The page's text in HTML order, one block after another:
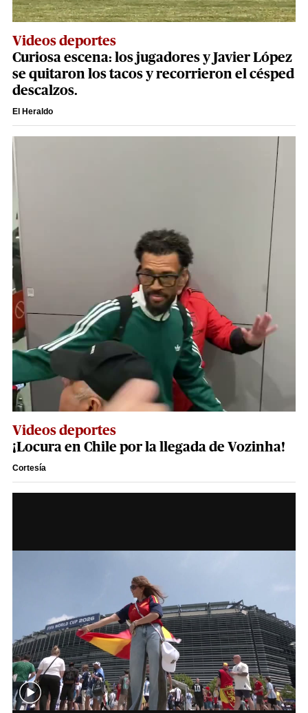
Videos deportes
Curiosa escena: los jugadores y Javier López
se quitaron los tacos y recorrieron el césped
descalzos.
El Heraldo
Videos deportes
¡Locura en Chile por la llegada de Vozinha!
Cortesía